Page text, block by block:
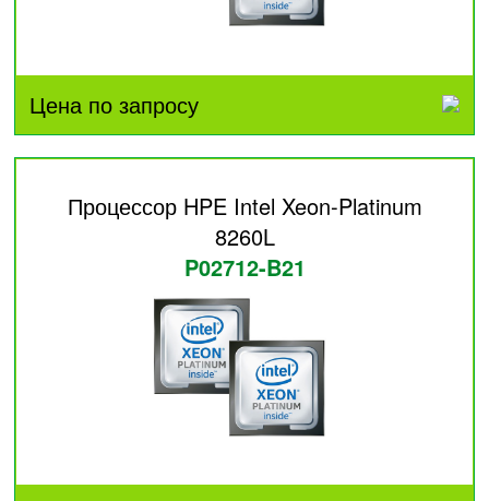
Цена по запросу
Процессор HPE Intel Xeon-Platinum
8260L
P02712-B21